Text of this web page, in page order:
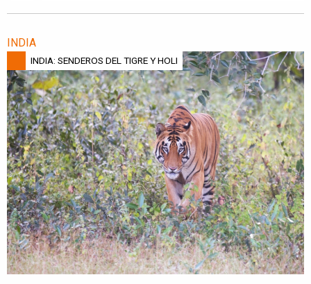
INDIA
INDIA: SENDEROS DEL TIGRE Y HOLI